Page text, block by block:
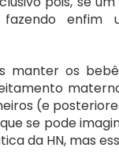
fazendo
manter os
(e
se pode
da HN, mas